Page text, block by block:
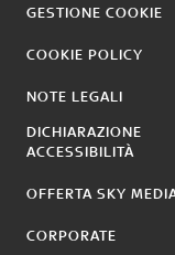
GESTIONE COOKIE
COOKIE POLICY
NOTE LEGALI
DICHIARAZIONE
ACCESSIBILITÀ
OFFERTA SKY
CORPORATE